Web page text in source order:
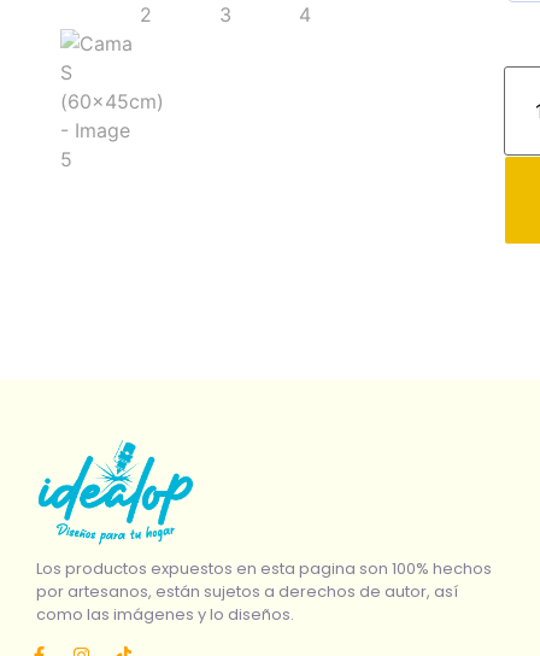
Los productos expuestos en esta pagina son 100% hechos
por artesanos, están sujetos a derechos de autor, así
como las imágenes y lo diseños.